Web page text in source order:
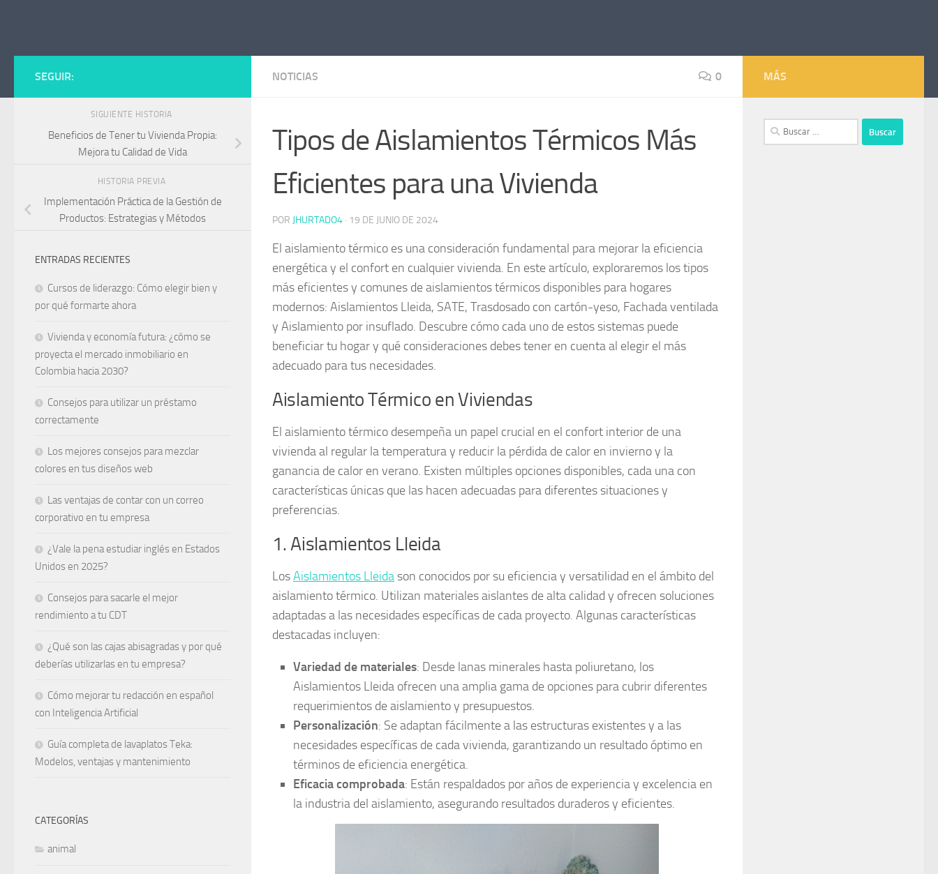
NOTICIAS 0
Tipos de Aislamientos Térmicos Más
Eficientes para una Vivienda
POR JHURTADO4 · 19 DE JUNIO DE 2024
El aislamiento térmico es una consideración fundamental para mejorar la eficiencia
energética y el confort en cualquier vivienda. En este artículo, exploraremos los tipos
más eficientes y comunes de aislamientos térmicos disponibles para hogares
modernos: Aislamientos Lleida, SATE, Trasdosado con cartón-yeso, Fachada ventilada
y Aislamiento por insuflado. Descubre cómo cada uno de estos sistemas puede
beneficiar tu hogar y qué consideraciones debes tener en cuenta al elegir el más
adecuado para tus necesidades.
Aislamiento Térmico en Viviendas
El aislamiento térmico desempeña un papel crucial en el confort interior de una
vivienda al regular la temperatura y reducir la pérdida de calor en invierno y la
ganancia de calor en verano. Existen múltiples opciones disponibles, cada una con
características únicas que las hacen adecuadas para diferentes situaciones y
preferencias.
1. Aislamientos Lleida
LosAislamientos Lleida son conocidos por su eficiencia y versatilidad en el ámbito del
aislamiento térmico. Utilizan materiales aislantes de alta calidad y ofrecen soluciones
adaptadas a las necesidades específicas de cada proyecto. Algunas características
destacadas incluyen:
Variedad de materiales: Desde lanas minerales hasta poliuretano, los
Aislamientos Lleida ofrecen una amplia gama de opciones para cubrir diferentes
requerimientos de aislamiento y presupuestos.
Personalización: Se adaptan fácilmente a las estructuras existentes y a las
necesidades específicas de cada vivienda, garantizando un resultado óptimo en
términos de eficiencia energética.
Eficacia comprobada: Están respaldados por años de experiencia y excelencia en
la industria del aislamiento, asegurando resultados duraderos y eficientes.
SEGUIR:
SIGUIENTE HISTORIA
Beneficios de Tener tu Vivienda Propia:
Mejora tu Calidad de Vida
HISTORIA PREVIA
Implementación Práctica de la Gestión de
Productos: Estrategias y Métodos
ENTRADAS RECIENTES
Cursos de liderazgo: Cómo elegir bien y
por qué formarte ahora
Vivienda y economía futura: ¿cómo se
proyecta el mercado inmobiliario en
Colombia hacia 2030?
Consejos para utilizar un préstamo
correctamente
Los mejores consejos para mezclar
colores en tus diseños web
Las ventajas de contar con un correo
corporativo en tu empresa
¿Vale la pena estudiar inglés en Estados
Unidos en 2025?
Consejos para sacarle el mejor
rendimiento a tu CDT
¿Qué son las cajas abisagradas y por qué
deberías utilizarlas en tu empresa?
Cómo mejorar tu redacción en español
con Inteligencia Artificial
Guía completa de lavaplatos Teka:
Modelos, ventajas y mantenimiento
CATEGORÍAS
animal
MÁS
Buscar: